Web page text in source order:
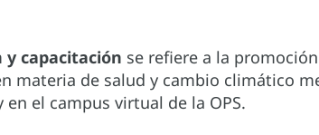
capacitación se refiere a la
materia de salud y cambio climático
en el campus virtual de la OPS.